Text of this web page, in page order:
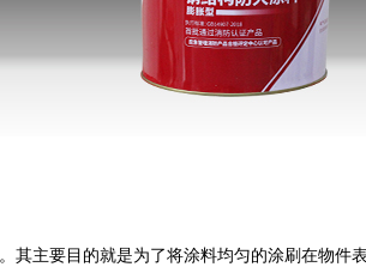
其主要目的就是为了将涂料均匀的涂刷在物